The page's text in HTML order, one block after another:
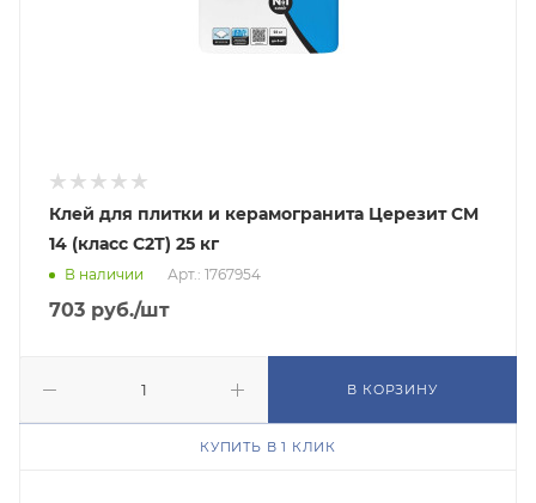
Клей для плитки и керамогранита Церезит CM
14 (класс C2T) 25 кг
В наличии Арт.: 1767954
703 руб./шт
В КОРЗИНУ
КУПИТЬ В 1 КЛИК